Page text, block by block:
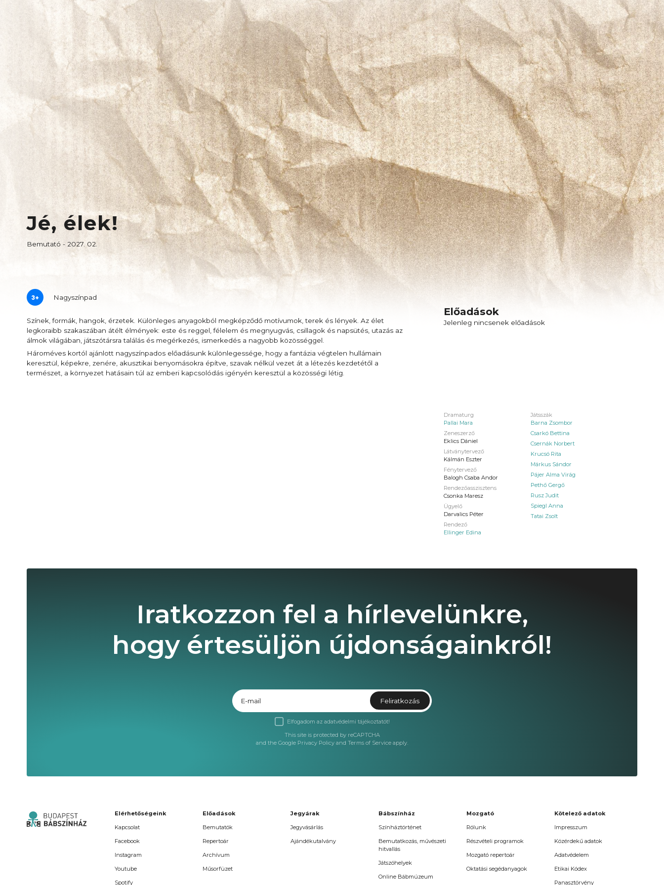
Jé, élek!
Bemutató - 2027. 02.
3+ Nagyszínpad
Színek, formák, hangok, érzetek. Különleges anyagokból megképződő motívumok, terek és lények. Az élet
legkoraibb szakaszában átélt élmények: este és reggel, félelem és megnyugvás, csillagok és napsütés, utazás az
álmok világában, játszótársra találás és megérkezés, ismerkedés a nagyobb közösséggel.
Hároméves kortól ajánlott nagyszínpados előadásunk különlegessége, hogy a fantázia végtelen hullámain
keresztül, képekre, zenére, akusztikai benyomásokra építve, szavak nélkül vezet át a létezés kezdetétől a
természet, a környezet hatásain túl az emberi kapcsolódás igényén keresztül a közösségi létig.
Előadások
Jelenleg nincsenek előadások
Dramaturg
Pallai Mara
Zeneszerző
Eklics Dániel
Látványtervező
Kálmán Eszter
Fénytervező
Balogh Csaba Andor
Rendezőasszisztens
Csonka Maresz
Ügyelő
Darvalics Péter
Rendező
Ellinger Edina
Játsszák
Barna Zsombor
Csarkó Bettina
Csernák Norbert
Krucsó Rita
Márkus Sándor
Pájer Alma Virág
Pethő Gergő
Rusz Judit
Spiegl Anna
Tatai Zsolt
Iratkozzon fel a hírlevelünkre,
hogy értesüljön újdonságainkról!
E-mail Feliratkozás
Elfogadom az adatvédelmi tájékoztatót!
This site is protected by reCAPTCHA
and the Google Privacy Policy and Terms of Service apply.
Elérhetőségeink
Kapcsolat
Facebook
Instagram
Youtube
Spotify
Előadások
Bemutatók
Repertoár
Archívum
Műsorfüzet
Jegyárak
Jegyvásárlás
Ajándékutalvány
Bábszínház
Színháztörténet
Bemutatkozás, művészeti
hitvallás
Játszóhelyek
Online Bábmúzeum
Mozgató
Rólunk
Részvételi programok
Mozgató repertoár
Oktatási segédanyagok
Kötelező adatok
Impresszum
Közérdekű adatok
Adatvédelem
Etikai Kódex
Panasztörvény